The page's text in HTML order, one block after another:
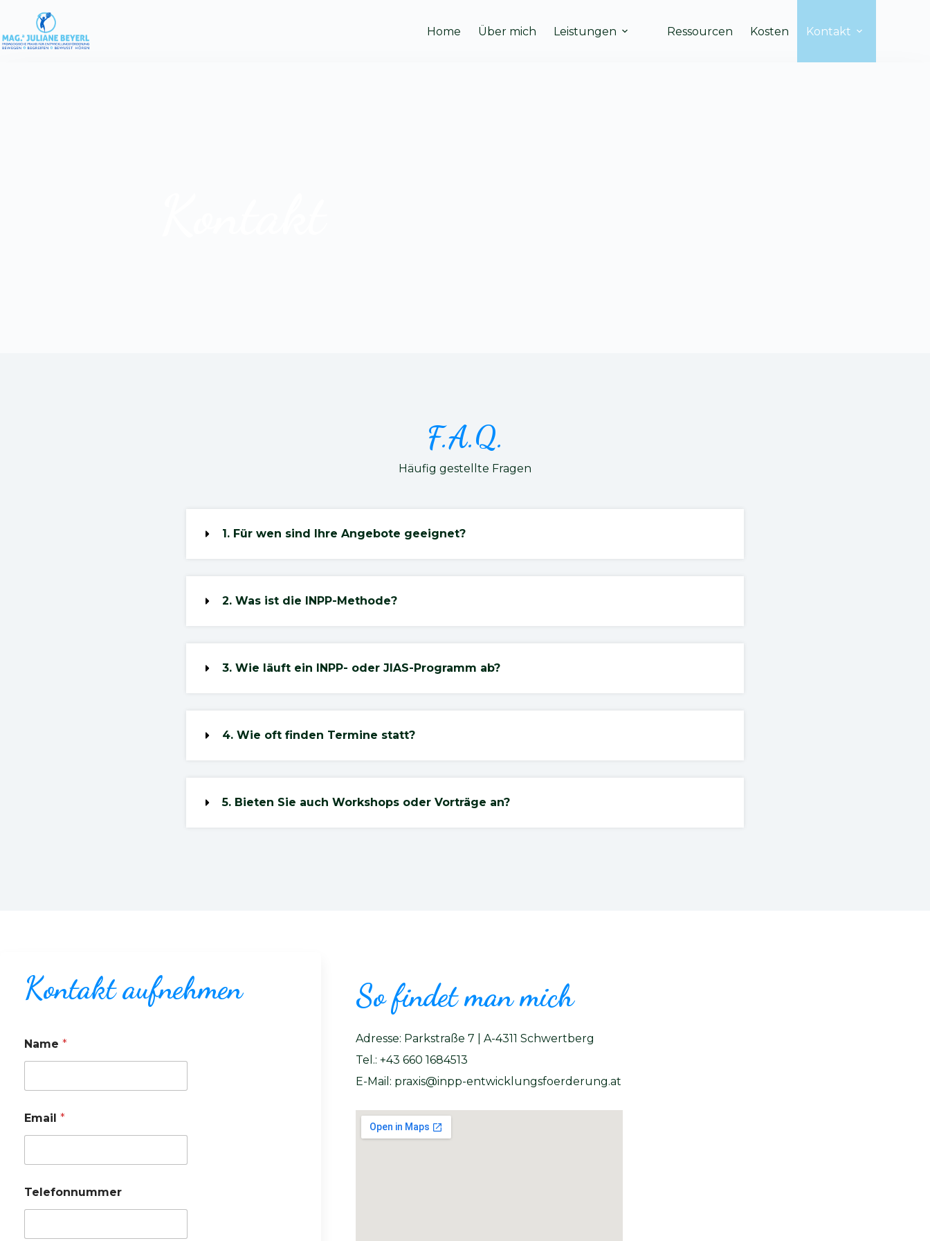
Home Über mich Leistungen Ressourcen Kosten Kontakt
F.A.Q.
Häufig gestellte Fragen
1. Für wen sind Ihre Angebote geeignet?
2. Was ist die INPP-Methode?
3. Wie läuft ein INPP- oder JIAS-Programm ab?
4. Wie oft finden Termine statt?
5. Bieten Sie auch Workshops oder Vorträge an?
Kontakt aufnehmen
Name *
Email *
Telefonnummer
So findet man mich
Adresse: Parkstraße 7 | A-4311 Schwertberg
Tel.: +43 660 1684513
E-Mail: praxis@inpp-entwicklungsfoerderung.at